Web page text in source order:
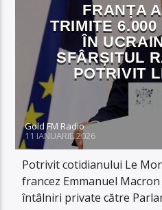
FRANȚA
TRIMITE
ÎN
SFÂRȘITUL
POTRIVIT
Gold FM Radio
11 IANUARIE 2026
Potrivit cotidianului Le
francez Emmanuel
întâlniri private către